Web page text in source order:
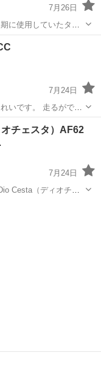
7月26日
いけないぐらいのエ
7月24日
いです。 走るができ
チェスタ）AF62
7月24日